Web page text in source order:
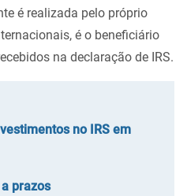
é realizada pelo próprio
é o beneficiário
na declaração de IRS.
no IRS em
prazos